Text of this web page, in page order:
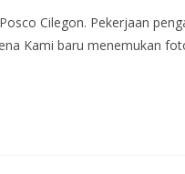
Cilegon. Pekerjaan
Kami baru menemukan